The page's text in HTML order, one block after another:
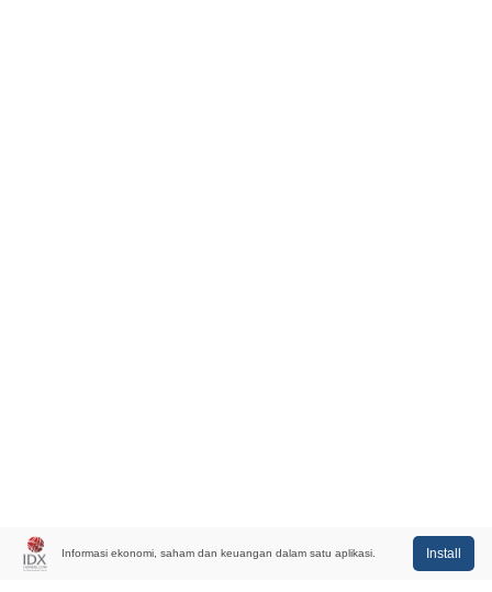
Informasi ekonomi, saham dan keuangan dalam satu aplikasi. Install